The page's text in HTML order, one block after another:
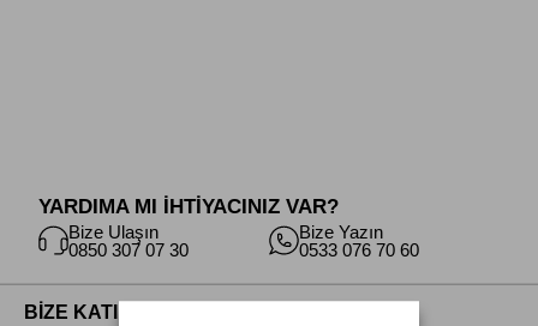
YARDIMA MI İHTİYACINIZ VAR?
Bize Ulaşın
0850 307 07 30
Bize Yazın
0533 076 70 60
BİZE KATILIN